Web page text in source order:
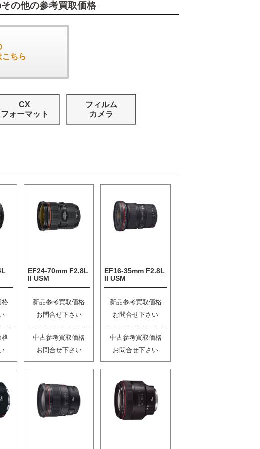
の他の参考買取価格
ちら
CX
フォーマット
フィルム
カメラ
格
格
EF24-70mm F2.8L
II USM
新品参考買取価格
お問合せ下さい
中古参考買取価格
お問合せ下さい
EF16-35mm F2.8L
II USM
新品参考買取価格
お問合せ下さい
中古参考買取価格
お問合せ下さい